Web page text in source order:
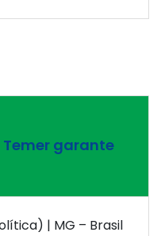
garante
| MG – Brasil